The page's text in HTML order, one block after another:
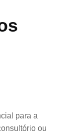
para a
ou